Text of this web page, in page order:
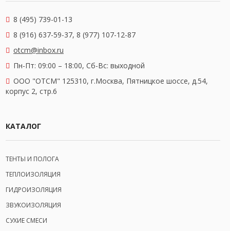
8 (495) 739-01-13
8 (916) 637-59-37, 8 (977) 107-12-87
otcm@inbox.ru
Пн-Пт: 09:00 – 18:00, Сб-Вс: выходной
OOO "ОТСМ" 125310, г.Москва, Пятницкое шоссе, д.54,
корпус 2, стр.6
КАТАЛОГ
ТЕНТЫ И ПОЛОГА
ТЕПЛОИЗОЛЯЦИЯ
ГИДРОИЗОЛЯЦИЯ
ЗВУКОИЗОЛЯЦИЯ
СУХИЕ СМЕСИ